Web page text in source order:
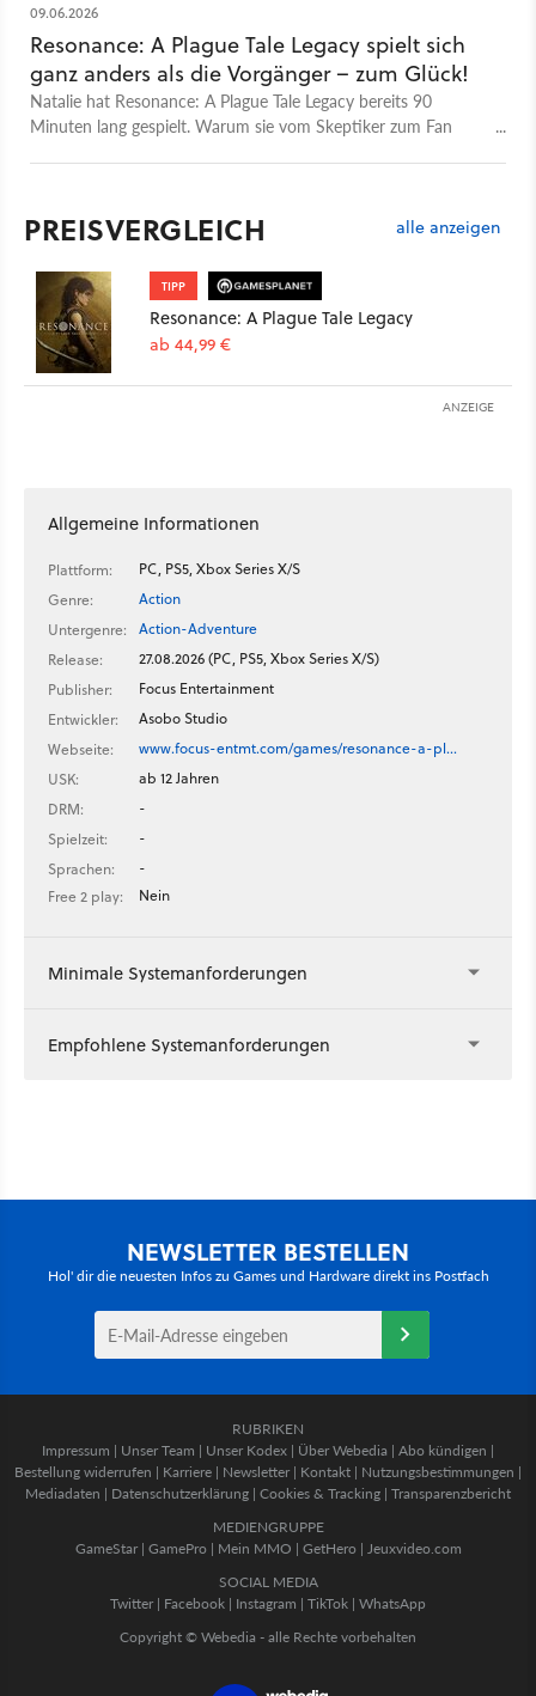
09.06.2026
Resonance: A Plague Tale Legacy spielt sich
ganz anders als die Vorgänger – zum Glück!
Natalie hat Resonance: A Plague Tale Legacy bereits 90
Minuten lang gespielt. Warum sie vom Skeptiker zum Fan
PREISVERGLEICH alle anzeigen
TIPP
Resonance: A Plague Tale Legacy
ab 44,99 €
ANZEIGE
Allgemeine Informationen
Plattform:
PC, PS5, Xbox Series X/S
Genre:
Action
Untergenre:
Action-Adventure
Release:
27.08.2026 (PC, PS5, Xbox Series X/S)
Publisher:
Focus Entertainment
Entwickler:
Asobo Studio
Webseite:
www.focus-entmt.com/games/resonance-a-pl…
USK:
ab 12 Jahren
DRM:
-
Spielzeit:
-
Sprachen:
-
Free 2 play:
Nein
Minimale Systemanforderungen
Empfohlene Systemanforderungen
NEWSLETTER BESTELLEN
Hol' dir die neuesten Infos zu Games und Hardware direkt ins Postfach
RUBRIKEN
Impressum | Unser Team | Unser Kodex | Über Webedia | Abo kündigen |
Bestellung widerrufen | Karriere | Newsletter | Kontakt | Nutzungsbestimmungen |
Mediadaten | Datenschutzerklärung | Cookies & Tracking | Transparenzbericht
MEDIENGRUPPE
GameStar| GamePro | Mein MMO | GetHero | Jeuxvideo.com
SOCIAL MEDIA
Twitter | Facebook | Instagram | TikTok | WhatsApp
Copyright © Webedia - alle Rechte vorbehalten